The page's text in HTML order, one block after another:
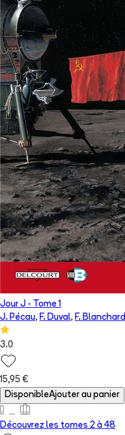
Jour J - Tome1
J. Pécau, F. Duval, F. Blanchard
3.0
15,95 €
DisponibleAjouter au panier
Découvrez les tomes 2 à 48